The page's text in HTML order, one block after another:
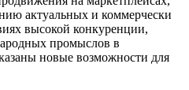
актуальных и коммерчески
высокой конкуренции,
промыслов в
новые возможности для